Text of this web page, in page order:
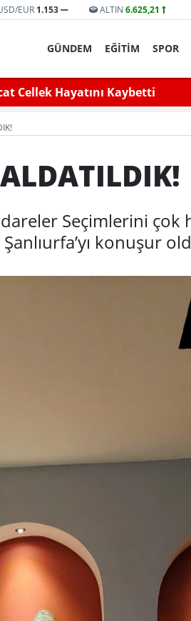
EUR 1.153 ALTIN 6.625,21
GÜNDEM EĞİTİM SPOR
Mahsur Kalan Genç
Kurtarıldı
Seçimlerini çok
konuşur